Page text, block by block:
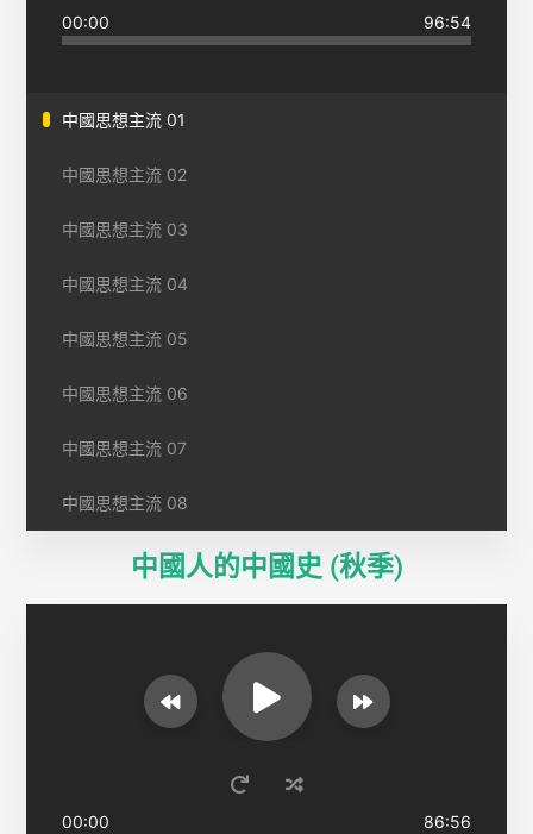
00:00 96:54
中國思想主流 01
中國思想主流 02
中國思想主流 03
中國思想主流 04
中國思想主流 05
中國思想主流 06
中國思想主流 07
中國思想主流 08
中國人的中國史 (秋季)
00:00 86:56